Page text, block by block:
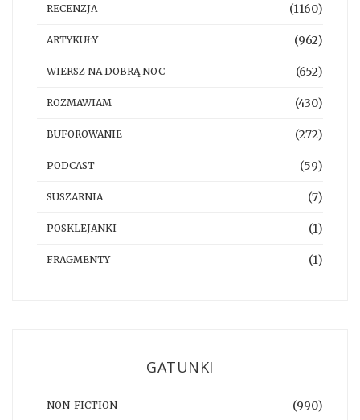
RECENZJA (1160)
ARTYKUŁY (962)
WIERSZ NA DOBRĄ NOC (652)
ROZMAWIAM (430)
BUFOROWANIE (272)
PODCAST (59)
SUSZARNIA (7)
POSKLEJANKI (1)
FRAGMENTY (1)
GATUNKI
NON-FICTION (990)